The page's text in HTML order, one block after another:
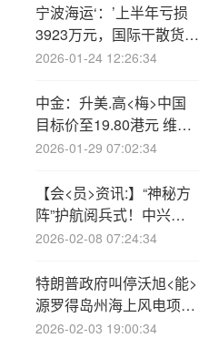
宁波海运‘：’上半年亏损
3923万元，国际干散货运
输市场面临下行风险
2026-01-24 12:26:34
中金：升美.高<梅>中国
目标价至19.80港元 维持
“跑赢行业”评级
2026-01-29 07:02:34
【会<员>资讯:】“神秘方
阵”护航阅兵式！中兴通
讯5G车规级通信模组开
2026-02-08 07:24:34
特朗普政府叫停沃旭<能>
源罗得岛州海上风电项
目，公司股价暴跌17%
2026-02-03 19:00:34